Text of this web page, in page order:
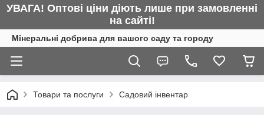
УВАГА! Оптові ціни діють лише при замовленні
на сайті!
Мінеральні добрива для вашого саду та городу
Товари та послуги Садовий інвентар